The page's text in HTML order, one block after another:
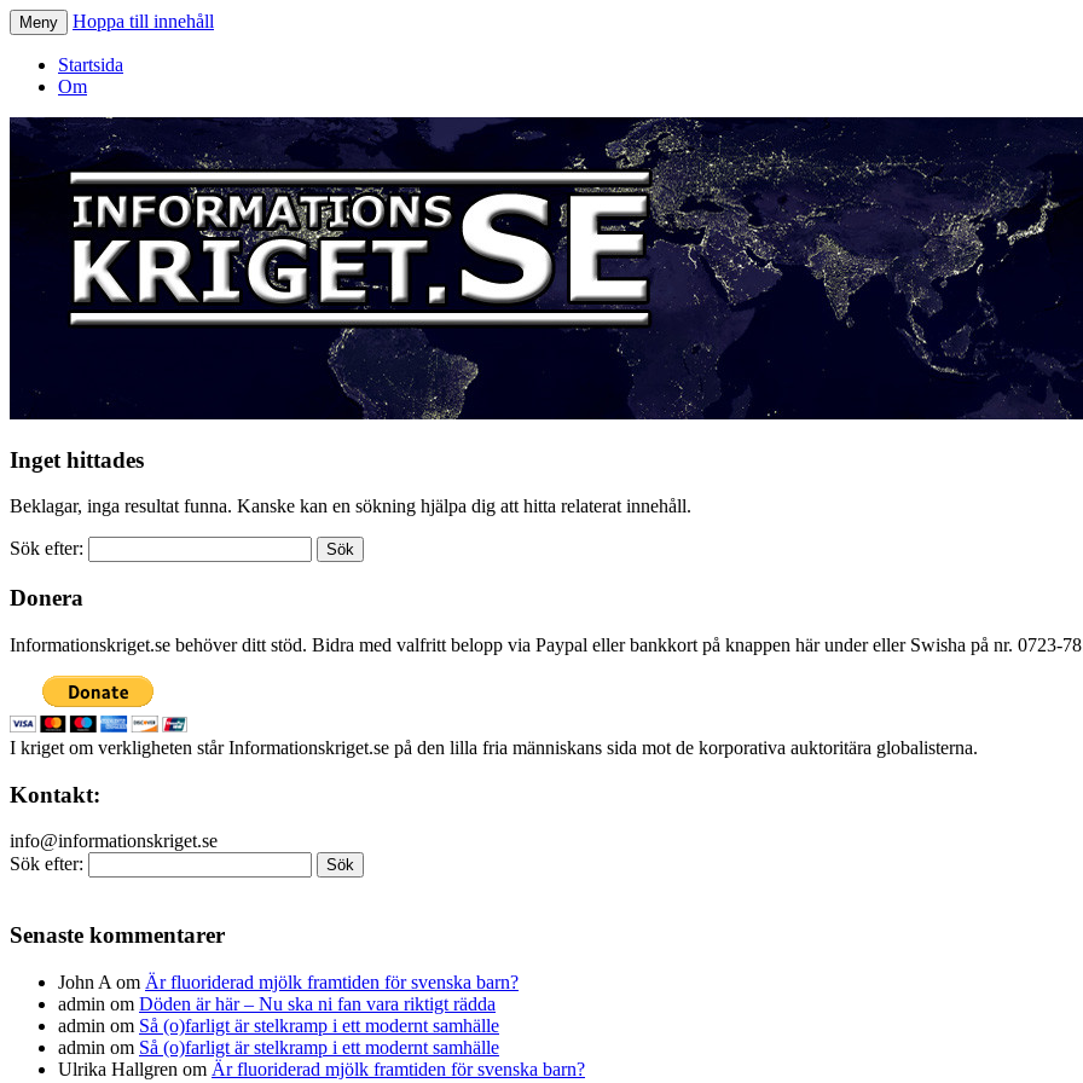
Informationskriget.se
Meny Hoppa till innehåll
Startsida
Om
Inget hittades
Beklagar, inga resultat funna. Kanske kan en sökning hjälpa dig att hitta relaterat innehåll.
Sök efter:
Donera
Informationskriget.se behöver ditt stöd. Bidra med valfritt belopp via Paypal eller bankkort på knappen här under eller Swisha på nr. 0723-
I kriget om verkligheten står Informationskriget.se på den lilla fria människans sida mot de korporativa auktoritära globalisterna.
Kontakt:
info@informationskriget.se
Sök efter:
Senaste kommentarer
John A om Är fluoriderad mjölk framtiden för svenska barn?
admin om Döden är här – Nu ska ni fan vara riktigt rädda
admin om Så (o)farligt är stelkramp i ett modernt samhälle
admin om Så (o)farligt är stelkramp i ett modernt samhälle
Ulrika Hallgren om Är fluoriderad mjölk framtiden för svenska barn?